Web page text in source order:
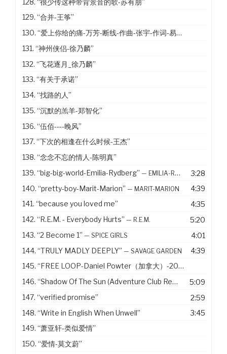
129.“合并-王筝”
130.“爱上你给的痛-万芳-断线-作曲-张宇-作词-易家扬”
131.“神州侠侣-徐乃麟”
132.“飞花逐月_徐乃麟”
133.“有关于承诺”
134.“找路的人”
135.“沉默的羔羊-郑智化”
136.“伍佰----晚风”
137.“下次的相逢在什么时候-王杰”
138.“念念不忘的情人-陈明真”
139.“big-big-world-Emilia-Rydberg”— EMILIA-RYDBERG
3:28
140.“pretty-boy-Marit-Marion”— MARIT-MARION
4:39
141.“because you loved me”
4:35
142.“R.E.M. - Everybody Hurts”— R.E.M.
5:20
143.“2 Become 1”— SPICE GIRLS
4:01
144.“TRULY MADLY DEEPLY”— SAVAGE GARDEN
4:39
145.“FREE LOOP-Daniel Powter（加拿大）-2005”
146.“Shadow Of The Sun (Adventure Club Remix)” — MAX
5:09
147.“verified promise”
2:59
148.“Write in English When Unwell”
3:45
149.“萧亚轩-类似爱情”
150.“爱情-莫文蔚”